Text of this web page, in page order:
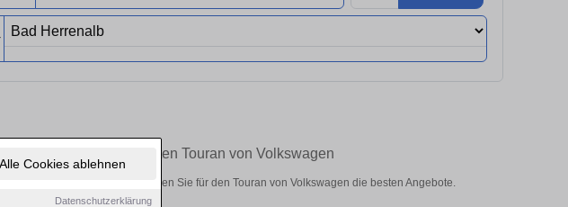
Alle Cookies ablehnen
Datenschutzerklärung
Ihren gebrauchten Touran von Volkswagen
Gebrauchtwagen. Hier finden Sie für den Touran von Volkswagen die besten Angebote.